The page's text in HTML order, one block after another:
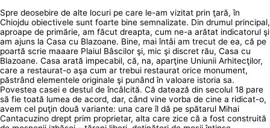
Spre deosebire de alte locuri pe care le-am vizitat prin ţară, în
Chiojdu obiectivele sunt foarte bine semnalizate. Din drumul principal,
aproape de primărie, am făcut dreapta, cum ne-a arătat indicatorul şi
am ajuns la Casa cu Blazoane. Bine, mai întâi am trecut de ea, că pe
poartă scrie maaare Plaiul Bâscilor şi, mic şi discret rău, Casa cu
Blazoane. Casa arată impecabil, că, na, aparţine Uniunii Arhitecţilor,
care a restaurat-o aşa cum ar trebui restaurat orice monument,
păstrând elementele originale şi punând în valoare istoria sa.
Povestea casei e destul de încâlcită. Că datează din secolul 18 pare
să fie toată lumea de acord, dar, când vine vorba de cine a ridicat-o,
avem cel puţin două variante: una care îl dă pe spătarul Mihai
Cantacuzino drept prim proprietar, alta care zice că a fost construită